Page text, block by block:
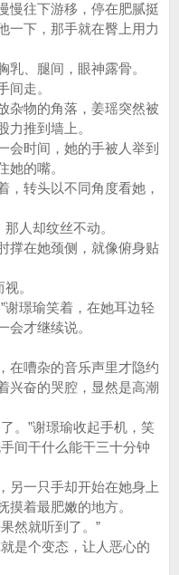
往下游移，停在肥腻挺
一下，那手就在臀上用力
、腿间，眼神露骨。
走。
物的角落，姜瑶突然被
力推到墙上。
时间，她的手被人举到
她的嘴。
转头以不同角度看她，
却纹丝不动。
在她颈侧，就像俯身贴
。
璟瑜笑着，在她耳边轻
会才继续说。
嘈杂的音乐声里才隐约
兴奋的哭腔，显然是高潮
”谢璟瑜收起手机，笑
间干什么能干三十分钟
一只手却开始在她身上
着最肥嫩的地方。
然就听到了。”
是个变态，让人恶心的